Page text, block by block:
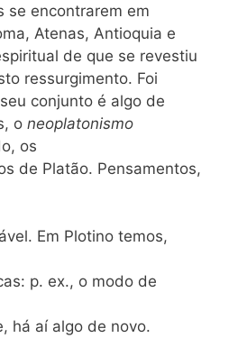
se encontrarem em
Atenas, Antioquia e
de que se revestiu
ressurgimento. Foi
conjunto é algo de
o neoplatonismo
os
de Platão. Pensamentos,
Em Plotino temos,
p. ex., o modo de
há aí algo de novo.